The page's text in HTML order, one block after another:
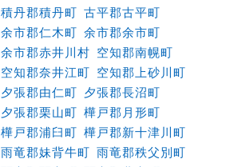
積丹郡積丹町 古平郡古平町
余市郡仁木町 余市郡余市町
余市郡赤井川村 空知郡南幌町
空知郡奈井江町 空知郡上砂川町
夕張郡由仁町 夕張郡長沼町
夕張郡栗山町 樺戸郡月形町
樺戸郡浦臼町 樺戸郡新十津川町
雨竜郡妹背牛町 雨竜郡秩父別町